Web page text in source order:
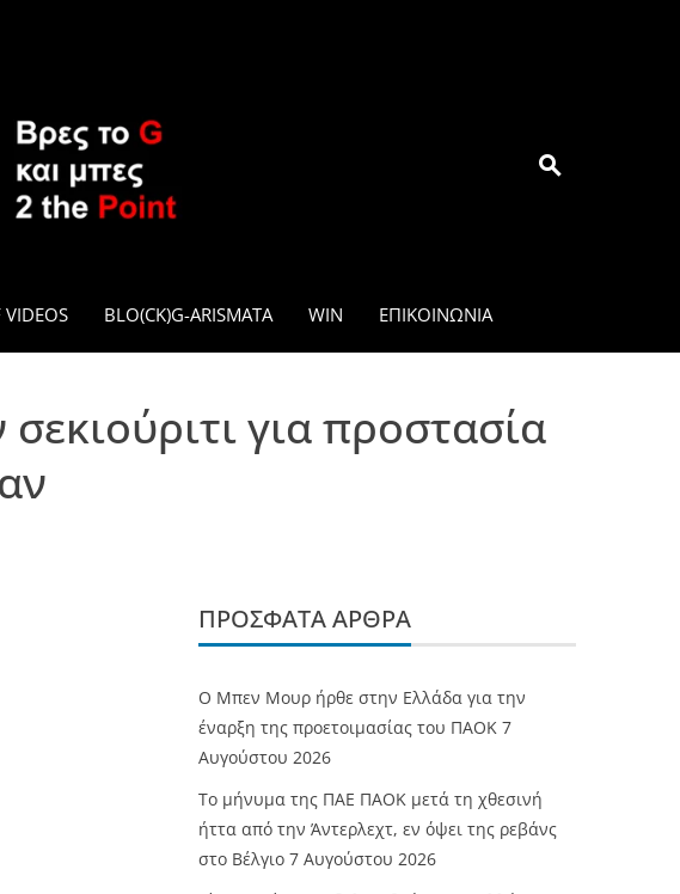
VIDEOS BLO(CK)G-ARISMATA WIN ΕΠΙΚΟΙΝΩΝΊΑ
για προστασία
ΠΡΌΣΦΑΤΑ ΆΡΘΡΑ
O Mπεν Μουρ ήρθε στην Ελλάδα για την
έναρξη της προετοιμασίας του ΠΑΟΚ 7
Αυγούστου 2026
Το μήνυμα της ΠΑΕ ΠΑΟΚ μετά τη χθεσινή
ήττα από την Άντερλεχτ, εν όψει της ρεβάνς
στο Βέλγιο 7 Αυγούστου 2026